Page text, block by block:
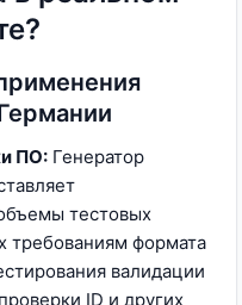
ПО: Генератор
тестовых
требованиям формата
валидации
ID и других